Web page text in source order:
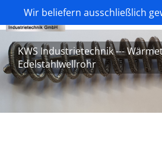
Wir beliefern ausschließlich
KWS Industrietechnik ---
Edelstahlwellrohr